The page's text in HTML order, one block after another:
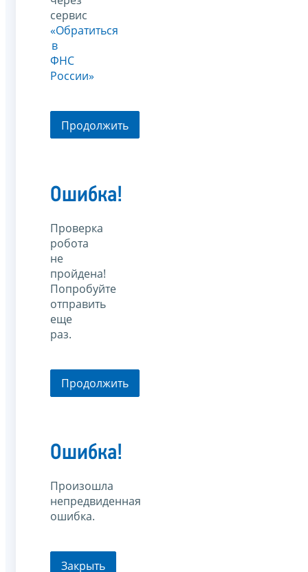
сервис
«Обратиться
в
ФНС
России»
Продолжить
Ошибка!
Проверка
робота
не
пройдена!
Попробуйте
отправить
еще
раз.
Продолжить
Ошибка!
Произошла
непредвиденная
ошибка.
Закрыть